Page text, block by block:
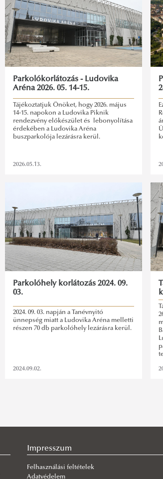
Parkolókorlátozás - Ludovika
Aréna 2026. 05. 14-15.
Tájékoztatjuk Önöket, hogy 2026. május
14-15. napokon a Ludovika Piknik
rendezvény előkészület és lebonyolítása
érdekében a Ludovika Aréna
buszparkolója lezárásra kerül.
2026.05.13.
Parkolóhely korlátozás 2024. 09.
03.
2024. 09. 03. napján a Tanévnyitó
ünnepség miatt a Ludovika Aréna melletti
részen 70 db parkolóhely lezárásra kerül.
2024.09.02.
Impresszum
Felhasználási feltételek
Adatvédelem